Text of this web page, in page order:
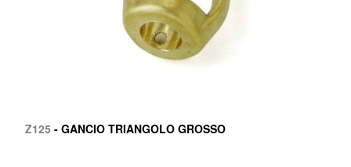
Z125- GANCIO TRIANGOLO GROSSO